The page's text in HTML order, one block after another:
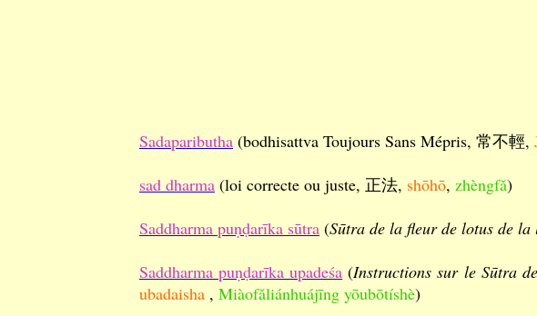
Sadapaributha (bodhisattva Toujours Sans Mépris, 常不輕,
sad dharma (loi correcte ou juste, 正法, shōhō, zhèngfǎ)
Saddharma puṇḍarīka sūtra (Sūtra de la fleur de lotus de
Saddharma puṇḍarīka upadeśa (Instructions sur le Sūtra
ubadaisha , Miàofǎliánhuájīng yōubōtíshè)